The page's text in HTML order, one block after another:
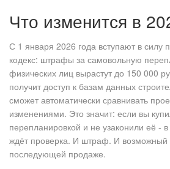
Что изменится в
С 1 января 2026 года вступают в
кодекс: штрафы за самовольную
физических лиц вырастут до 150 000
получит доступ к базам данных
сможет автоматически сравнивать
изменениями. Это значит: если вы
перепланировкой и не узаконили её -
ждёт проверка. И штраф. И возможный
последующей продаже.